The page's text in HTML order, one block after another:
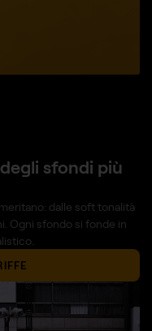
sfondi più
dalle soft tonalità
Ogni sfondo si fonde in